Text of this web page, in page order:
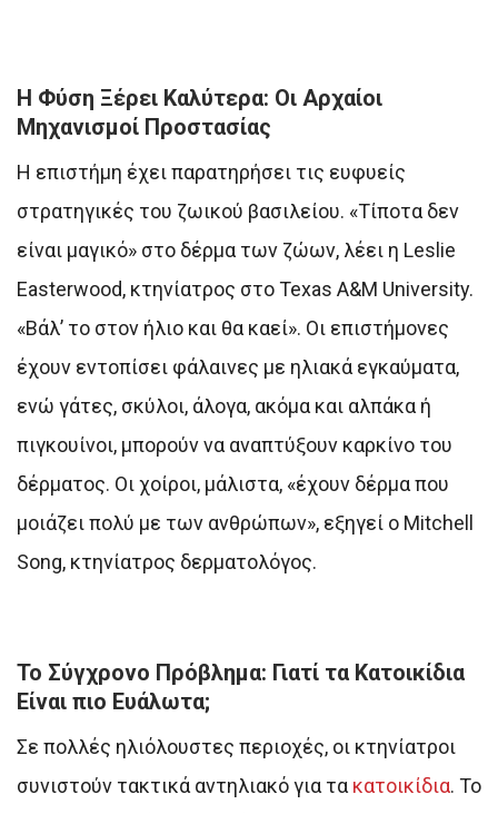
Η Φύση Ξέρει Καλύτερα: Οι Αρχαίοι
Μηχανισμοί Προστασίας
Η επιστήμη έχει παρατηρήσει τις ευφυείς
στρατηγικές του ζωικού βασιλείου. «Τίποτα δεν
είναι μαγικό» στο δέρμα των ζώων, λέει η Leslie
Easterwood, κτηνίατρος στο Texas A&M University.
«Βάλ’ το στον ήλιο και θα καεί». Οι επιστήμονες
έχουν εντοπίσει φάλαινες με ηλιακά εγκαύματα,
ενώ γάτες, σκύλοι, άλογα, ακόμα και αλπάκα ή
πιγκουίνοι, μπορούν να αναπτύξουν καρκίνο του
δέρματος. Οι χοίροι, μάλιστα, «έχουν δέρμα που
μοιάζει πολύ με των ανθρώπων», εξηγεί ο Mitchell
Song, κτηνίατρος δερματολόγος.
Το Σύγχρονο Πρόβλημα: Γιατί τα Κατοικίδια
Είναι πιο Ευάλωτα;
Σε πολλές ηλιόλουστες περιοχές, οι κτηνίατροι
συνιστούν τακτικά αντηλιακό για τα κατοικίδια. Το